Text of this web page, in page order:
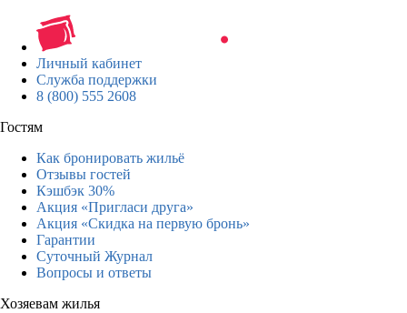
Личный кабинет
Служба поддержки
8 (800) 555 2608
Гостям
Как бронировать жильё
Отзывы гостей
Кэшбэк 30%
Акция «Пригласи друга»
Акция «Скидка на первую бронь»
Гарантии
Суточный Журнал
Вопросы и ответы
Хозяевам жилья